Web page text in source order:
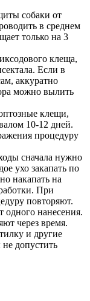
собаки от
в среднем
только на 3
клеща,
Если в
аккуратно
можно вылить
клещи,
10-12 дней.
процедуру
сначала нужно
ухо закапать по
накапать на
При
повторяют.
одного нанесения.
через время.
и другие
допустить